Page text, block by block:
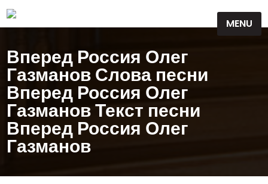
MENU
to
Вперед Россия Олег
Газманов Слова песни
Вперед Россия Олег
Газманов Текст песни
Вперед Россия Олег
Газманов